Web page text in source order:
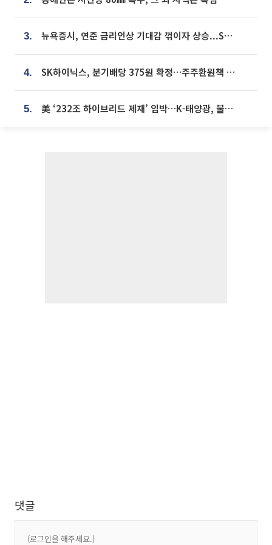
3. 뉴욕증시, 연준 금리인상 기대감 꺾이자 상승...S&P500 사상 최고치 [종합]
4. SK하이닉스, 분기배당 375원 확정…주주환원책 9월로 앞당겨 발표
5. 美 ‘232조 하이브리드 제재’ 임박…K-태양광, 불확실성 털고 날개 다나
댓글